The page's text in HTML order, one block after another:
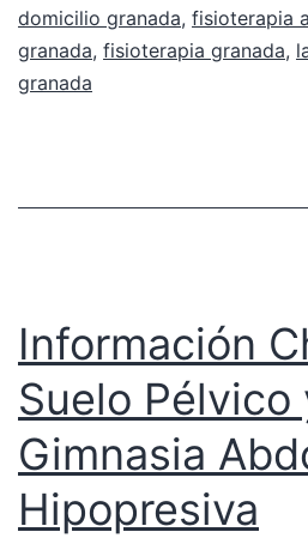
domicilio granada, fisioterapia
granada, fisioterapia granada,
granada
Información
Suelo Pélvico
Gimnasia
Hipopresiva